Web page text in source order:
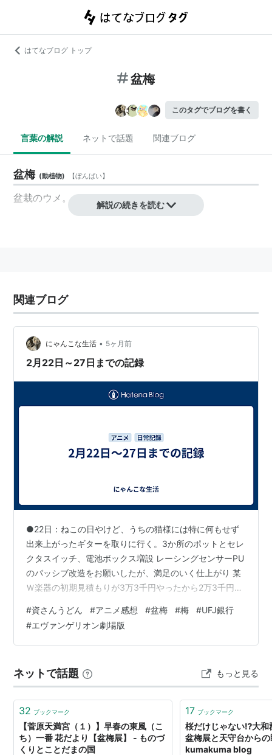
はてなブログ トップ
盆梅
このタグでブログを書く
言葉の解説 ネットで話題 関連ブログ
盆梅 (動植物) 【ぼんばい】
盆栽のウメ。
解説の続きを読む
関連ブログ
にゃんこな生活 • 5ヶ月前
2月22日～27日までの記録
●22日：ねこの日やけど、うちの猫様には特に何もせず
出来上がったギターを取りに行く。3か所のポットとセレ
クタスイッチ、電池ボックス増設 レーシングセンサーPU
のパッシブ改造をお願いしたが、満足のいく仕上がり 某
Ｗ楽器の初期見積もりが3万3千円やったから2万3千円は
昼はサンディの「チキンカツと焼きそば弁当」と高菜の
おにぎり 夜はお手製チヂミ 19時から町会に参加。相変わ
らずのグダぶり。旧態依然のまんまは古くからある町で
まして、改善要望してきたが何も変わらんのやろ
な、、、●23日：昼はセブン…
#資さんうどん #アニメ感想 #盆梅 #梅 #UFJ銀行
#エヴァンゲリオン劇場版
ネットで話題 もっと見る
32 ブックマーク
【菅原天満宮（１）】早春の東風（こ
ち）一番 花だより【盆梅展】 - ものづ
くりとことだまの国
17 ブックマーク
桜だけじゃない⁉大和
盆梅展と天守台から
kumakuma blog